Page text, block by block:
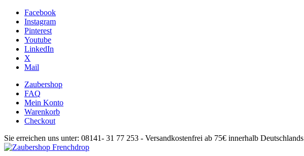
Facebook
Instagram
Pinterest
Youtube
LinkedIn
X
Mail
Zaubershop
FAQ
Mein Konto
Warenkorb
Checkout
Sie erreichen uns unter: 08141- 31 77 253 - Versandkostenfrei ab 75€ innerhalb Deutschlands